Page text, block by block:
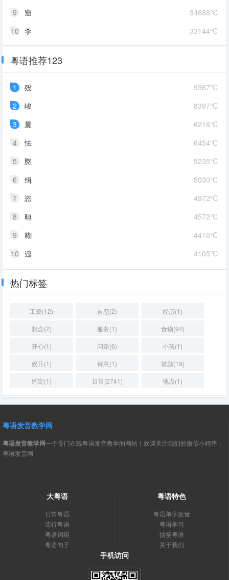
34688℃
9
窟
33144℃
10 李
粤语推荐123
9367℃
1
殁
8397℃
2
峻
6216℃
3
曩
6454℃
4
怯
5235℃
5
愍
5030℃
6
缉
4972℃
7
恣
4572℃
8
晅
4410℃
9
糊
4105℃
10 迍
热门标签
工资(12) 自恋(2)
经历(1)
想念(2)
服务(1)
食物(94)
开心(1)
问路(6)
小孩(1)
娱乐(1)
诗意(1)
鼓励(19)
约定(1)
日常(2741) 地点(1)
粤语发音教学网
粤语发音教学网一个专门在线粤语发音教学的网站！欢迎关注我们的微信小程序：
粤语发音网
大粤语
日常粤语
流行粤语
粤语词组
粤语句子
粤语特色
粤语单字发音
粤语学习
搞笑粤语
关于我们
手机访问